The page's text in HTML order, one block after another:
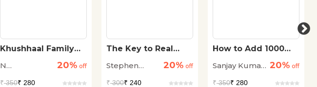
Khushhaal Family
N
20% off
₹350₹ 280
The Key to Real
Stephen
20% off
₹300₹ 240
How to Add 1000
Year to Your Life
Sanjay Kumar
20% off
₹350₹ 280